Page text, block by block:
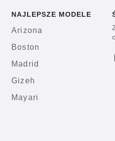
NAJLEPSZE MODELE
Arizona
Boston
Madrid
Gizeh
Mayari